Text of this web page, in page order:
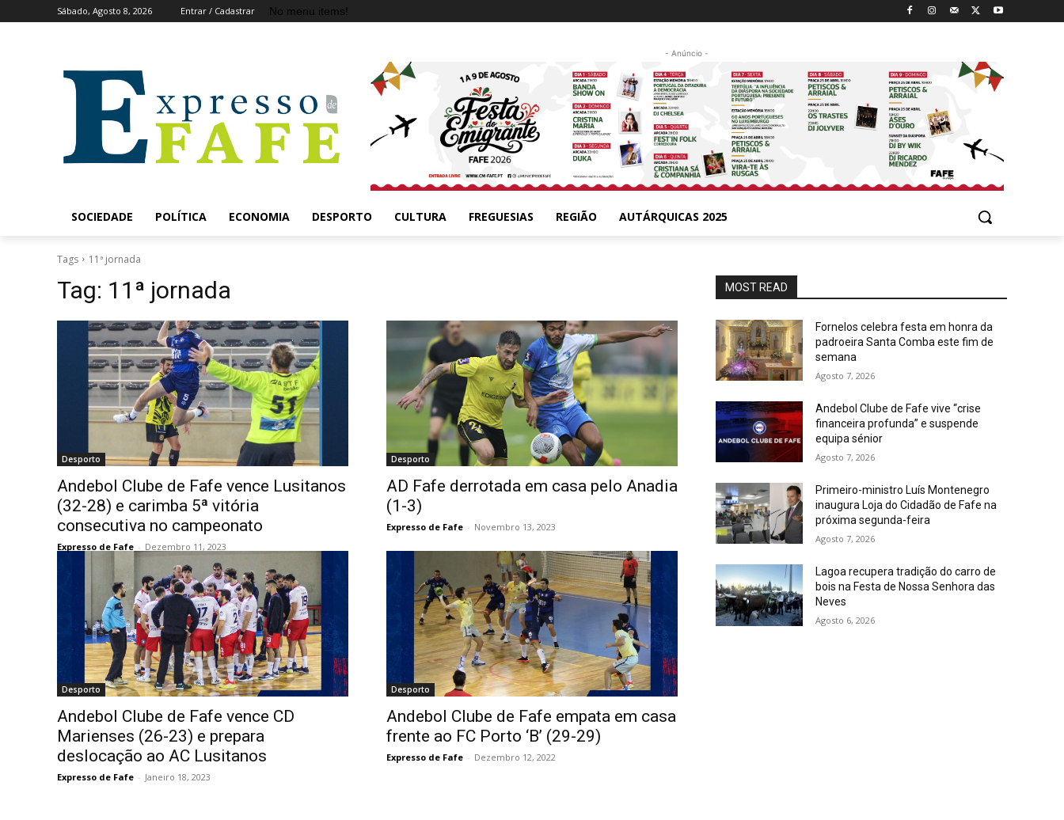
Sábado, Agosto 8, 2026 Entrar / Cadastrar No menu items!
- Anúncio -
SOCIEDADE POLÍTICA ECONOMIA DESPORTO CULTURA FREGUESIAS REGIÃO AUTÁRQUICAS 2025
Tags 11ª jornada
Tag: 11ª jornada
Desporto
Andebol Clube de Fafe vence Lusitanos
(32-28) e carimba 5ª vitória
consecutiva no campeonato
Expresso de Fafe - Dezembro 11, 2023
Desporto
AD Fafe derrotada em casa pelo Anadia
(1-3)
Expresso de Fafe - Novembro 13, 2023
Desporto
Andebol Clube de Fafe vence CD
Marienses (26-23) e prepara
deslocação ao AC Lusitanos
Expresso de Fafe - Janeiro 18, 2023
Desporto
Andebol Clube de Fafe empata em casa
frente ao FC Porto ‘B’ (29-29)
Expresso de Fafe - Dezembro 12, 2022
MOST READ
Fornelos celebra festa em honra da
padroeira Santa Comba este fim de
semana
Agosto 7, 2026
Andebol Clube de Fafe vive “crise
financeira profunda” e suspende
equipa sénior
Agosto 7, 2026
Primeiro-ministro Luís Montenegro
inaugura Loja do Cidadão de Fafe na
próxima segunda-feira
Agosto 7, 2026
Lagoa recupera tradição do carro de
bois na Festa de Nossa Senhora das
Neves
Agosto 6, 2026